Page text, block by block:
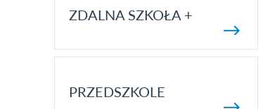
ZDALNA SZKOŁA +
PRZEDSZKOLE